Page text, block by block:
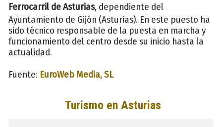
Ferrocarril de Asturias, dependiente del
Ayuntamiento de Gijón (Asturias). En este puesto ha
sido técnico responsable de la puesta en marcha y
funcionamiento del centro desde su inicio hasta la
actualidad.
Fuente: EuroWeb Media, SL